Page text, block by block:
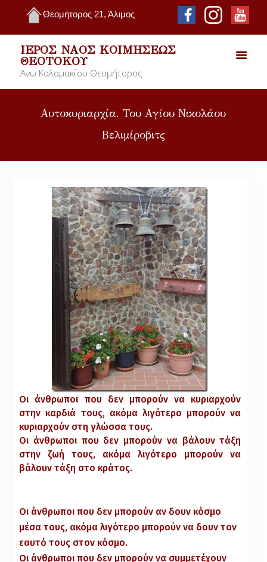
Θεομήτορος 21, Άλιμος
ΙΕΡΌΣ ΝΑΌΣ ΚΟΙΜΉΣΕΩΣ
ΘΕΟΤΌΚΟΥ
Άνω Καλαμακίου Θεομήτορος
Αυτοκυριαρχία. Του Αγίου Νικολάου
Βελιμίροβιτς
Οι άνθρωποι που δεν μπορούν να κυριαρχούν
στην καρδιά τους, ακόμα λιγότερο μπορούν να
κυριαρχούν στη γλώσσα τους.
Οι άνθρωποι που δεν μπορούν να βάλουν τάξη
στην ζωή τους, ακόμα λιγότερο μπορούν να
βάλουν τάξη στο κράτος.
Οι άνθρωποι που δεν μπορούν αν δουν κόσμο
μέσα τους, ακόμα λιγότερο μπορούν να δουν τον
εαυτό τους στον κόσμο.
Οι άνθρωποι που δεν μπορούν να συμμετέχουν